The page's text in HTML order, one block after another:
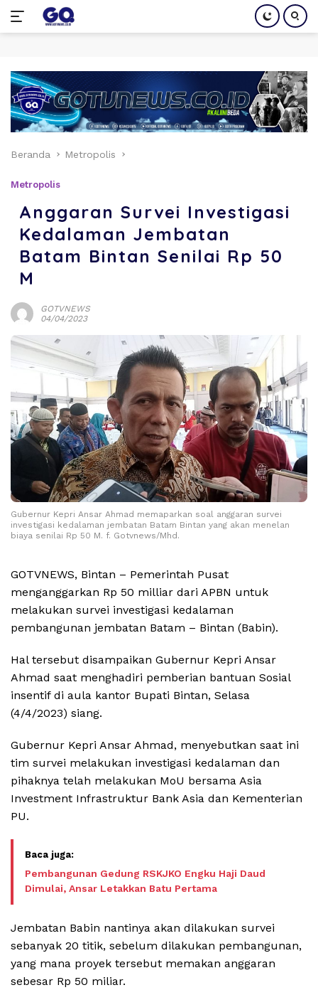
konten
Beranda Metropolis
Metropolis
Anggaran Survei Investigasi
Kedalaman Jembatan
Batam Bintan Senilai Rp 50
M
GOTVNEWS
04/04/2023
Gubernur Kepri Ansar Ahmad memaparkan soal anggaran survei
investigasi kedalaman jembatan Batam Bintan yang akan menelan
biaya senilai Rp 50 M. f. Gotvnews/Mhd.
GOTVNEWS, Bintan – Pemerintah Pusat
menganggarkan Rp 50 milliar dari APBN untuk
melakukan survei investigasi kedalaman
pembangunan jembatan Batam – Bintan (Babin).
Hal tersebut disampaikan Gubernur Kepri Ansar
Ahmad saat menghadiri pemberian bantuan Sosial
insentif di aula kantor Bupati Bintan, Selasa
(4/4/2023) siang.
Gubernur Kepri Ansar Ahmad, menyebutkan saat ini
tim survei melakukan investigasi kedalaman dan
pihaknya telah melakukan MoU bersama Asia
Investment Infrastruktur Bank Asia dan Kementerian
PU.
Pembangunan Gedung RSKJKO Engku Haji Daud
Dimulai, Ansar Letakkan Batu Pertama
Jembatan Babin nantinya akan dilakukan survei
sebanyak 20 titik, sebelum dilakukan pembangunan,
yang mana proyek tersebut memakan anggaran
sebesar Rp 50 miliar.